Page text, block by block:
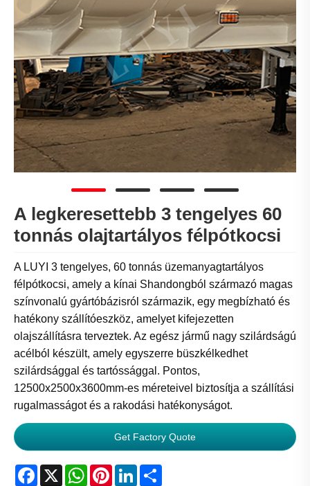
A legkeresettebb 3 tengelyes 60
tonnás olajtartályos félpótkocsi
A LUYI 3 tengelyes, 60 tonnás üzemanyagtartályos
félpótkocsi, amely a kínai Shandongból származó magas
színvonalú gyártóbázisról származik, egy megbízható és
hatékony szállítóeszköz, amelyet kifejezetten
olajszállításra terveztek. Az egész jármű nagy szilárdságú
acélból készült, amely egyszerre büszkélkedhet
szilárdsággal és tartóssággal. Pontos,
12500x2500x3600mm-es méreteivel biztosítja a szállítási
rugalmasságot és a rakodási hatékonyságot.
Get Factory Quote
Facebook
X WhatsApp
PinterestLinkedIn